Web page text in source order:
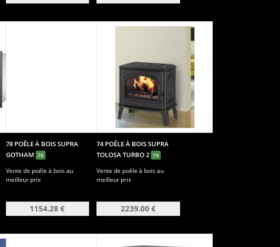
78 POÊLE À BOIS SUPRA
GOTHAM 78
Vente de poêle à bois au
meilleur prix
1154.28 €
74 POÊLE À BOIS SUPRA
TOLOSA TURBO 2 74
Vente de poêle à bois au
meilleur prix
2239.00 €